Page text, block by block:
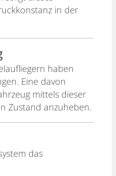
in der
haben
Eine davon
mittels dieser
Zustand anzuheben.
das